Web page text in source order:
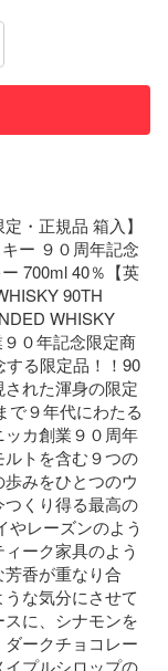
・正規品 箱入】
ー ９０周年記念
700ml 40％【英
90TH
WHISKY
０年記念限定商
る限定品！！90
れた渾身の限定
で９年代にわたる
カ創業９０周年
トを含む９つの
みをひとつのウ
くり得る最高の
やレーズンのよう
ーク家具のよう
香が重なり合
な気分にさせて
に、シナモンを
ークチョコレー
イプルシロップの